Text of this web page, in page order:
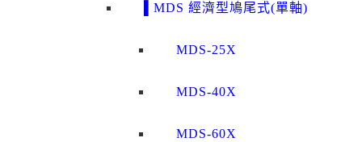
▌MDS 經濟型鳩尾式(單軸)
MDS-25X
MDS-40X
MDS-60X